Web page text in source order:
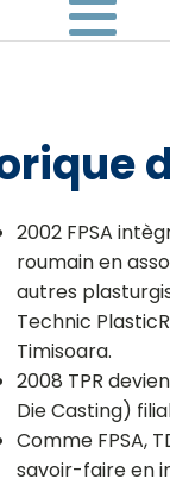
2002 FPSA
roumain en
autres
Technic
Timisoara.
2008 TPR
Die Casting)
Comme FPSA,
savoir-faire en